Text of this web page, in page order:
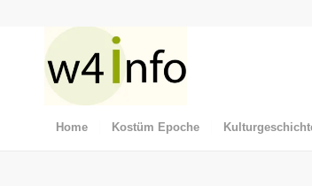
Home Kostüm Epoche